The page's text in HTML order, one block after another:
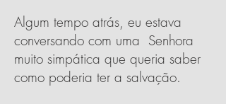
Algum tempo atrás, eu estava
conversando com uma Senhora
muito simpática que queria saber
como poderia ter a salvação.